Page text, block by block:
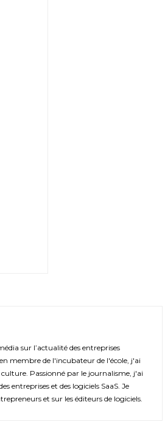
sur l’actualité des entreprises
membre de l'incubateur de l'école, j'ai
Passionné par le journalisme, j'ai
entreprises et des logiciels SaaS. Je
et sur les éditeurs de logiciels.